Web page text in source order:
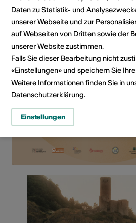
Daten zu Statistik- und
unserer Webseite und zur
auf Webseiten von Dritten sowie der
unserer Website zustimmen.
Falls Sie dieser Bearbeitung nicht
«Einstellungen» und speichern Sie
Weitere Informationen finden Sie in
Datenschutzerklärung.
Einstellungen